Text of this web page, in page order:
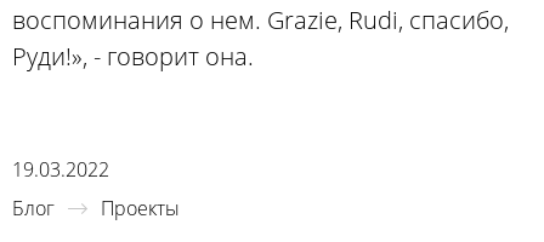
воспоминания о нем. Grazie, Rudi, спасибо,
Руди!», - говорит она.
19.03.2022
Блог
Проекты